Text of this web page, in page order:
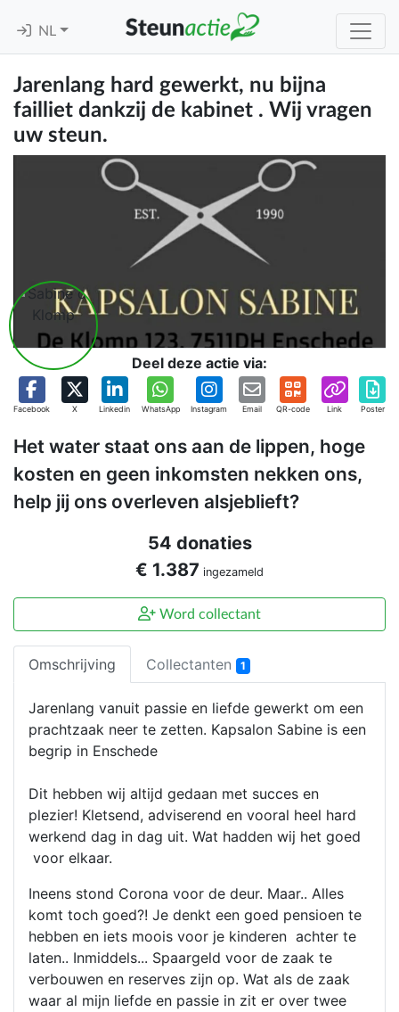
NL
Jarenlang hard gewerkt, nu bijna
failliet dankzij de kabinet . Wij vragen
uw steun.
Deel deze actie via:
Facebook X Linkedin WhatsApp Instagram Email QR-code Link Poster
Het water staat ons aan de lippen, hoge
kosten en geen inkomsten nekken ons,
help jij ons overleven alsjeblieft?
54 donaties
€ 1.387 ingezameld
Word collectant
Omschrijving Collectanten 1
Jarenlang vanuit passie en liefde gewerkt om een
prachtzaak neer te zetten. Kapsalon Sabine is een
begrip in Enschede
Dit hebben wij altijd gedaan met succes en
plezier! Kletsend, adviserend en vooral heel hard
werkend dag in dag uit. Wat hadden wij het goed
voor elkaar.
Ineens stond Corona voor de deur. Maar.. Alles
komt toch goed?! Je denkt een goed pensioen te
hebben en iets moois voor je kinderen achter te
laten.. Inmiddels... Spaargeld voor de zaak te
verbouwen en reserves zijn op. Wat als de zaak
waar al mijn liefde en passie in zit er over twee